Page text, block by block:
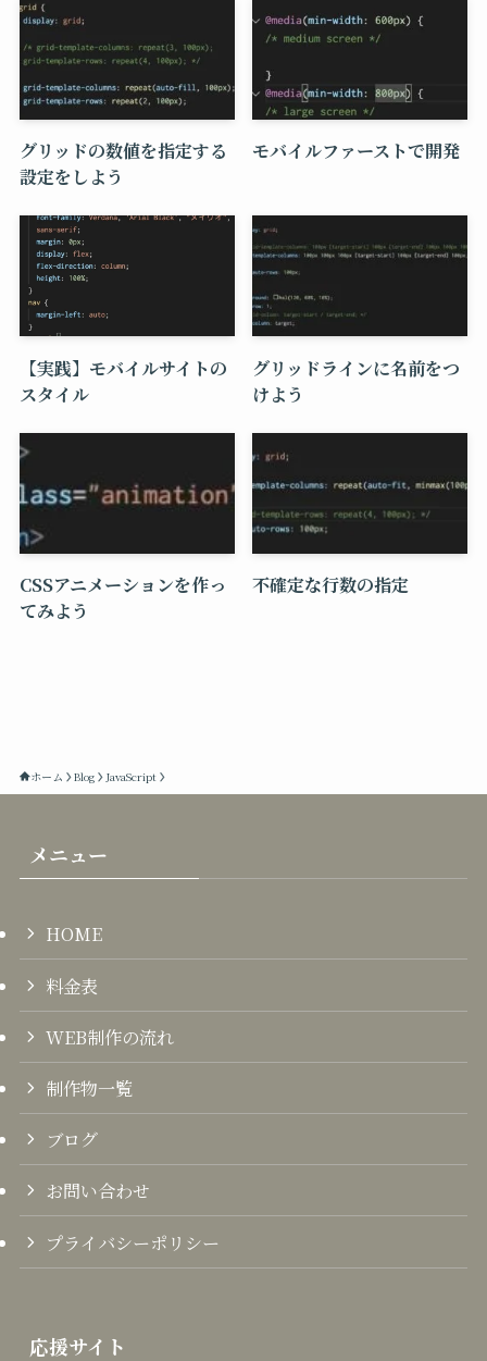
グリッドの数値を指定する
設定をしよう
モバイルファーストで開発
【実践】モバイルサイトの
スタイル
グリッドラインに名前をつ
けよう
CSSアニメーションを作っ
てみよう
不確定な行数の指定
ホーム Blog JavaScript
メニュー
HOME
料金表
WEB制作の流れ
制作物一覧
ブログ
お問い合わせ
プライバシーポリシー
応援サイト